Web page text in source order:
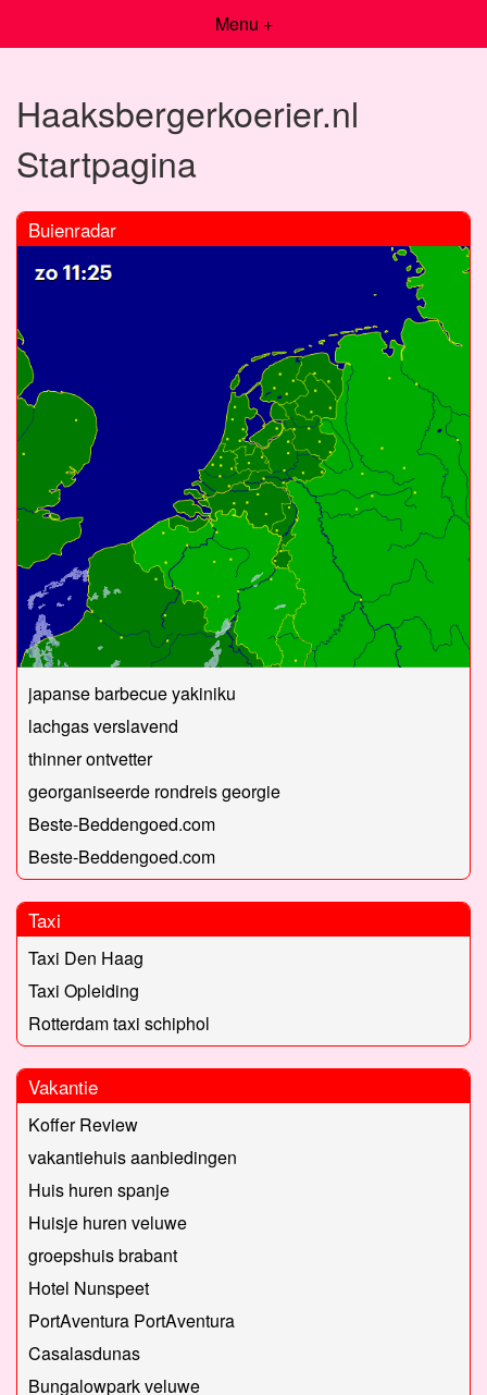
Menu +
Haaksbergerkoerier.nl
Startpagina
Buienradar
japanse barbecue yakiniku
lachgas verslavend
thinner ontvetter
georganiseerde rondreis georgie
Beste-Beddengoed.com
Beste-Beddengoed.com
Taxi
Taxi Den Haag
Taxi Opleiding
Rotterdam taxi schiphol
Vakantie
Koffer Review
vakantiehuis aanbiedingen
Huis huren spanje
Huisje huren veluwe
groepshuis brabant
Hotel Nunspeet
PortAventura PortAventura
Casalasdunas
Bungalowpark veluwe